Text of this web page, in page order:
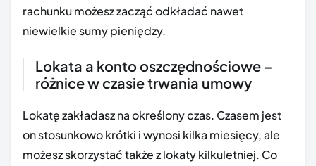
rachunku możesz zacząć odkładać nawet
niewielkie sumy pieniędzy.
Lokata a konto oszczędnościowe –
różnice w czasie trwania umowy
Lokatę zakładasz na określony czas. Czasem jest
on stosunkowo krótki i wynosi kilka miesięcy, ale
możesz skorzystać także z lokaty kilkuletniej. Co